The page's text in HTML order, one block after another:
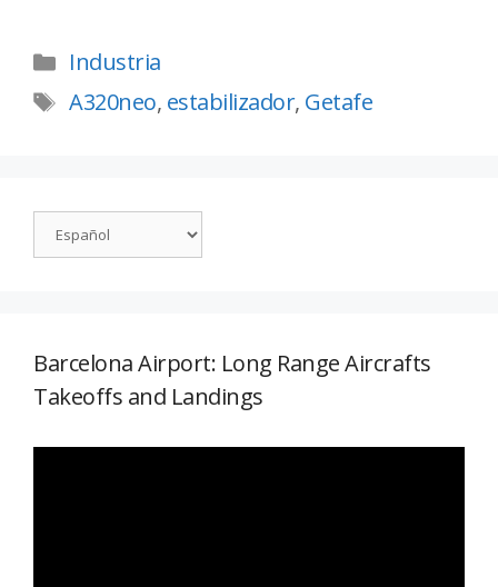
Industria
A320neo, estabilizador, Getafe
Barcelona Airport: Long Range Aircrafts
Takeoffs and Landings